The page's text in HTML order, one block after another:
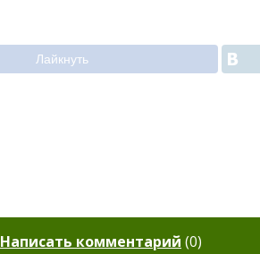
Лайкнуть
Написать комментарий (0)